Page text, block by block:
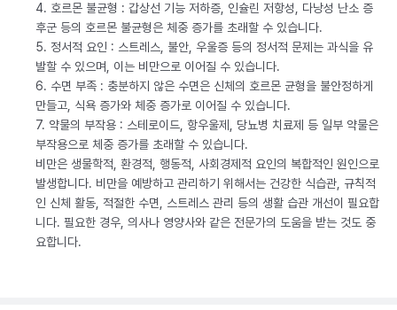
4. 호르몬 불균형 : 갑상선 기능 저하증, 인슐린 저항성, 다낭성 난소 증
후군 등의 호르몬 불균형은 체중 증가를 초래할 수 있습니다.
5. 정서적 요인 : 스트레스, 불안, 우울증 등의 정서적 문제는 과식을 유
발할 수 있으며, 이는 비만으로 이어질 수 있습니다.
6. 수면 부족 : 충분하지 않은 수면은 신체의 호르몬 균형을 불안정하게
만들고, 식욕 증가와 체중 증가로 이어질 수 있습니다.
7. 약물의 부작용 : 스테로이드, 항우울제, 당뇨병 치료제 등 일부 약물은
부작용으로 체중 증가를 초래할 수 있습니다.
비만은 생물학적, 환경적, 행동적, 사회경제적 요인의 복합적인 원인으로
발생합니다. 비만을 예방하고 관리하기 위해서는 건강한 식습관, 규칙적
인 신체 활동, 적절한 수면, 스트레스 관리 등의 생활 습관 개선이 필요합
니다. 필요한 경우, 의사나 영양사와 같은 전문가의 도움을 받는 것도 중
요합니다.